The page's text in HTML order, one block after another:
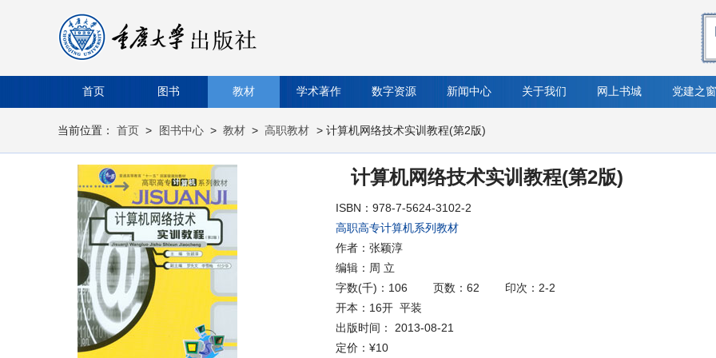
首页 图书 教材 学术著作 数字资源 新闻中心 关于我们 网上书城 党建之窗
当前位置： 首页 > 图书中心 > 教材 > 高职教材 > 计算机网络技术实训教程(第2版)
计算机网络技术实训教程(第2版)
ISBN：978-7-5624-3102-2
高职高专计算机系列教材
作者：张颖淳
编辑：周 立
字数(千)：106
页数：62
印次：2-2
开本：16开 平装
出版时间： 2013-08-21
定价： ¥10